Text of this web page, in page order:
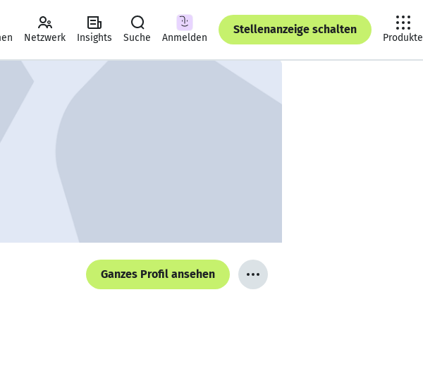
Netzwerk Insights Suche Anmelden
Stellenanzeige schalten
Produkte
Ganzes Profil ansehen